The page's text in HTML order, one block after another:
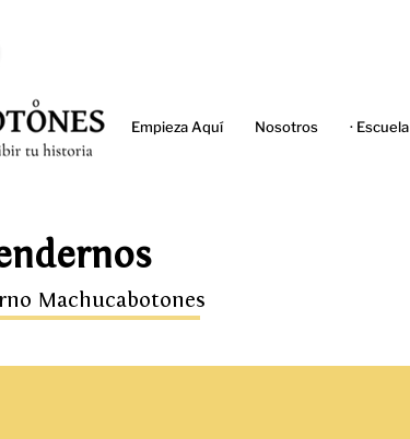
Empieza Aquí Nosotros · Escuela
Machucabotones